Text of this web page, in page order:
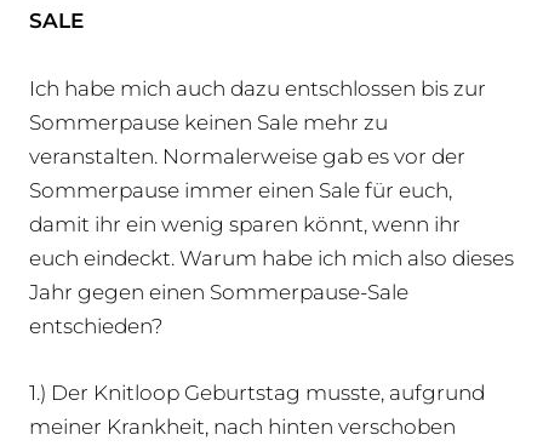
SALE
Ich habe mich auch dazu entschlossen bis zur
Sommerpause keinen Sale mehr zu
veranstalten. Normalerweise gab es vor der
Sommerpause immer einen Sale für euch,
damit ihr ein wenig sparen könnt, wenn ihr
euch eindeckt. Warum habe ich mich also dieses
Jahr gegen einen Sommerpause-Sale
entschieden?
1.) Der Knitloop Geburtstag musste, aufgrund
meiner Krankheit, nach hinten verschoben